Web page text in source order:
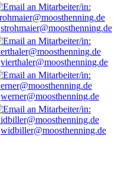
strohmaier@moosthenning.de
vierthaler@moosthenning.de
werner@moosthenning.de
widbiller@moosthenning.de